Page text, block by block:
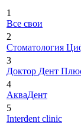
1
Все свои
2
Стоматология
3
Доктор Дент
4
АкваДент
5
Interdent clinic